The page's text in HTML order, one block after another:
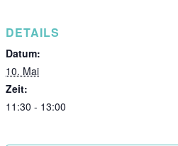
DETAILS
Datum:
10. Mai
Zeit:
11:30 - 13:00